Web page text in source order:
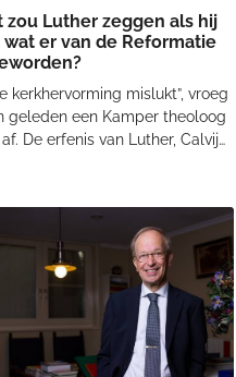
zou Luther zeggen als hij
wat er van de Reformatie
kerkhervorming mislukt”, vroeg
geleden een Kamper theoloog
De erfenis van Luther, Calvijn
veel brokken en splinters.
zijn weer teruggekeerd in